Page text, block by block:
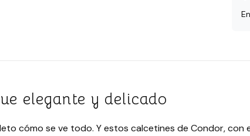
elegante y delicado
cómo se ve todo. Y estos calcetines de Condor,